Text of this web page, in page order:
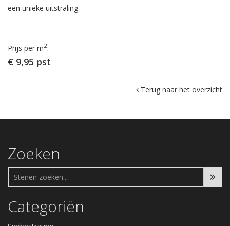
een unieke uitstraling.
Prijs per m2:
€ 9,95 pst
Terug naar het overzicht
Zoeken
Categoriën